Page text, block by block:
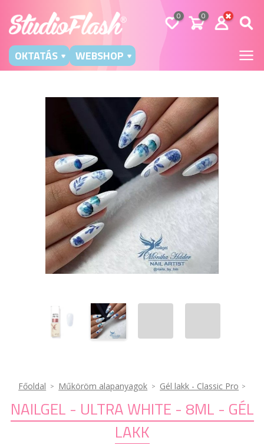
0 0
OKTATÁS WEBSHOP
Főoldal Műköröm alapanyagok Gél lakk - Classic Pro
NAILGEL - ULTRA WHITE - 8ML - GÉL
LAKK